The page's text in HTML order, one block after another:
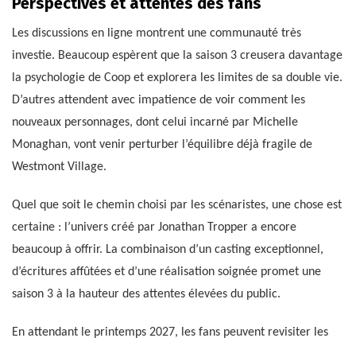
Les discussions en ligne montrent une communauté très
investie. Beaucoup espèrent que la saison 3 creusera davantage
la psychologie de Coop et explorera les limites de sa double vie.
D’autres attendent avec impatience de voir comment les
nouveaux personnages, dont celui incarné par Michelle
Monaghan, vont venir perturber l’équilibre déjà fragile de
Westmont Village.
Quel que soit le chemin choisi par les scénaristes, une chose est
certaine : l’univers créé par Jonathan Tropper a encore
beaucoup à offrir. La combinaison d’un casting exceptionnel,
d’écritures affûtées et d’une réalisation soignée promet une
saison 3 à la hauteur des attentes élevées du public.
En attendant le printemps 2027, les fans peuvent revisiter les